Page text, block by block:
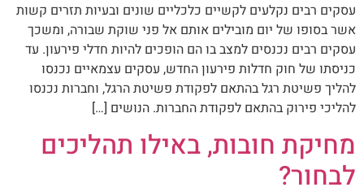
עסקים רבים נקלעים לקשיים כלכליים שונים ובעיות תזרים קשות
אשר בסופו של יום מובילים אותם אל פני שוקת שבורה, ומשכך
עסקים רבים נכנסים למצב בו הם הופכים להיות חדלי פירעון. עד
כניסתו של חוק חדלות פירעון החדש, עסקים עצמאיים נכנסו
להליך פשיטת רגל בהתאם לפקודת פשיטת הרגל, וחברות נכנסו
להליכי פירוק בהתאם לפקודת החברות. הנושים […]
מחיקת חובות, באילו תהליכים
לבחור?